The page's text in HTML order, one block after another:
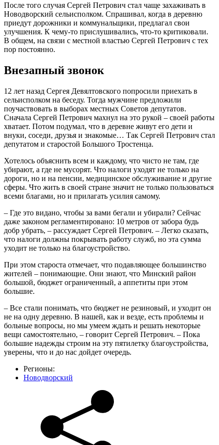
После того случая Сергей Петрович стал чаще захаживать в
Новодворский сельисполком. Спрашивал, когда в деревню
приедут дорожники и коммунальщики, предлагал свои
улучшения. К чему-то прислушивались, что-то критиковали.
В общем, на связи с местной властью Сергей Петрович с тех
пор постоянно.
Внезапный звонок
12 лет назад Сергея Девялтовского попросили приехать в
сельисполком на беседу. Тогда мужчине предложили
поучаствовать в выборах местных Советов депутатов.
Сначала Сергей Петрович махнул на это рукой – своей работы
хватает. Потом подумал, что в деревне живут его дети и
внуки, соседи, друзья и знакомые… Так Сергей Петрович стал
депутатом и старостой Большого Тростенца.
Хотелось объяснить всем и каждому, что чисто не там, где
убирают, а где не мусорят. Что налоги уходят не только на
дороги, но и на пенсии, медицинское обслуживание и другие
сферы. Что жить в своей стране значит не только пользоваться
всеми благами, но и прилагать усилия самому.
– Где это видано, чтобы за вами бегали и убирали? Сейчас
даже законом регламентировано: 10 метров от забора будь
добр убрать, – рассуждает Сергей Петрович. – Легко сказать,
что налоги должны покрывать работу служб, но эта сумма
уходит не только на благоустройство.
При этом староста отмечает, что подавляющее большинство
жителей – понимающие. Они знают, что Минский район
большой, бюджет ограниченный, а аппетиты при этом
большие.
– Все стали понимать, что бюджет не резиновый, и уходит он
не на одну деревню. В нашей, как и везде, есть проблемы и
больные вопросы, но мы умеем ждать и решать некоторые
вещи самостоятельно, – говорит Сергей Петрович. – Пока
большие надежды строим на эту пятилетку благоустройства,
уверены, что и до нас дойдет очередь.
Регионы:
Новодворский